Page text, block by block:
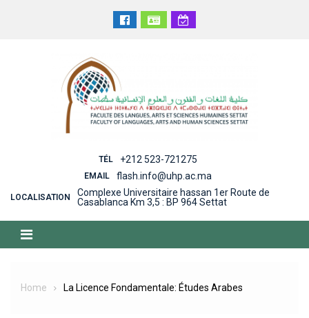
TÉL +212 523-721275
EMAIL flash.info@uhp.ac.ma
LOCALISATION
Complexe Universitaire hassan 1er Route de
Casablanca Km 3,5 : BP 964 Settat
Home La Licence Fondamentale: Études Arabes